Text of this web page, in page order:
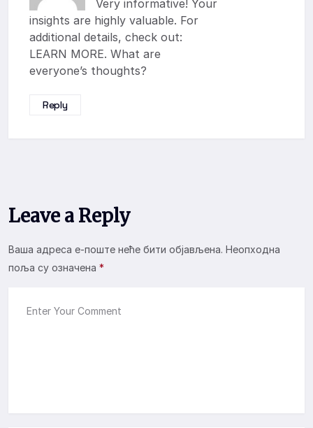
Very informative! Your
insights are highly valuable. For
additional details, check out:
LEARN MORE. What are
everyone’s thoughts?
Reply
Leave a Reply
Ваша адреса е-поште неће бити објављена. Неопходна
поља су означена *